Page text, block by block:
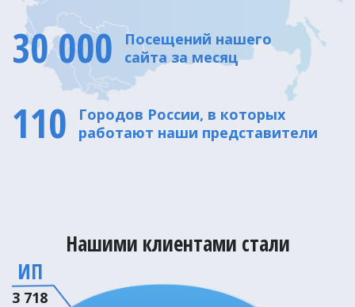
30 000
Посещений нашего
сайта за месяц
110
Городов России, в которых
работают наши представители
Нашими клиентами стали
ИП
3 718